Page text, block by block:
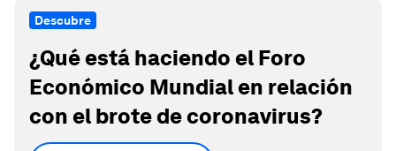
Descubre
¿Qué está haciendo el Foro
Económico Mundial en relación
con el brote de coronavirus?